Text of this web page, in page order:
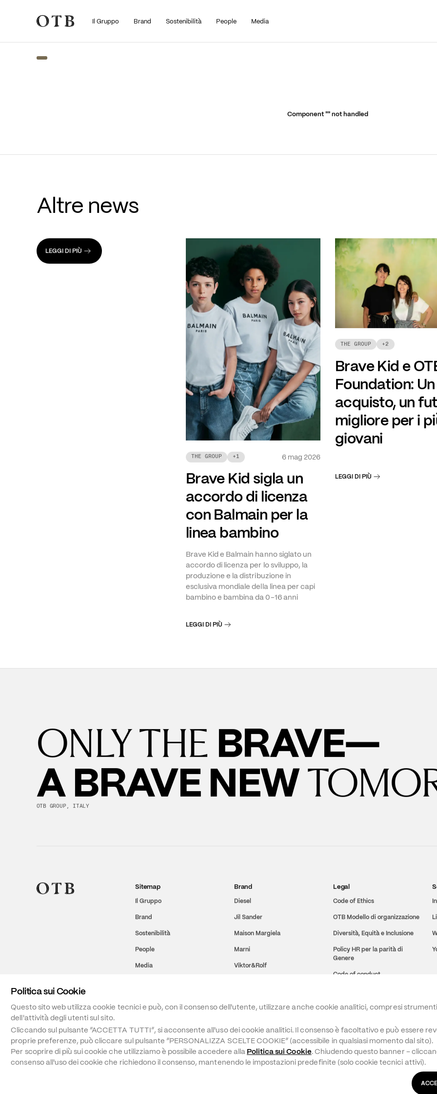
Skip to main contentIl Gruppo Brand Sostenibilità People Media
Component "" not handled
Altre news
LEGGI DI PIÙ
THE GROUP +1 6 mag 2026
Brave Kid sigla un
accordo di licenza
con Balmain per la
linea bambino
Brave Kid e Balmain hanno siglato un
accordo di licenza per lo sviluppo, la
produzione e la distribuzione in
esclusiva mondiale della linea per capi
bambino e bambina da 0-16 anni
LEGGI DI PIÙ
THE GROUP +2
Brave Kid e
Foundation: Un
acquisto, un
migliore per i
giovani
LEGGI DI PIÙ
ONLY THE BRAVE—
A BRAVE NEW
OTB GROUP, ITALY
Sitemap
Il Gruppo
Brand
Sostenibilità
People
Media
Brand
Diesel
Jil Sander
Maison Margiela
Marni
Viktor&Rolf
Legal
Code of Ethics
OTB Modello di organizzazione
Diversità, Equità e Inclusione
Policy HR per la parità di
Genere
Code of conduct
©2026OTB SPA - ALL RIGHTS RESERVED - VAT IT01571110244TERMINI LEGALIPOLITICA DEI COOKIEPERSONALIZZA SCELTE COOKIE
Politica sui Cookie
Questo sito web utilizza cookie tecnici e può, con il consenso dell'utente, utilizzare anche cookie analitici, compresi
dell'attività degli utenti sul sito.
Cliccando sul pulsante “ACCETTA TUTTI”, si acconsente all'uso dei cookie analitici. Il consenso è facoltativo e può essere
proprie preferenze, può cliccare sul pulsante “PERSONALIZZA SCELTE COOKIE” (accessibile in qualsiasi momento dal sito).
Per scoprire di più sui cookie che utilizziamo è possibile accedere alla Politica sui Cookie. Chiudendo questo banner –
consenso all'uso dei cookie che richiedono il consenso, mantenendo le impostazioni predefinite (solo cookie tecnici attivi).